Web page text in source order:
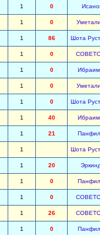
1 0
1 0
1 86 Шота
1 0
1 0
1 0
1 0 Шота
1 40
1 21
1 Шота
1 20
1 0
1 0
1 26
1 0